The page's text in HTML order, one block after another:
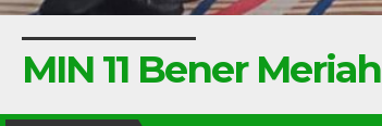
MIN 11 Bener Meriah